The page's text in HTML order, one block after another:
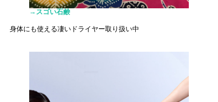
→スゴい石鹸
身体にも使える凄いドライヤー取り扱い中